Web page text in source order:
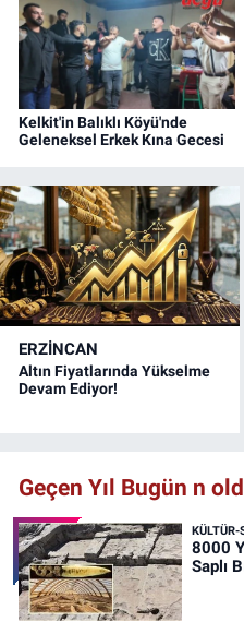
Kelkit'in Balıklı Köyü'nde
Geleneksel Erkek Kına Gecesi
ERZINCAN
Altın Fiyatlarında Yükselme
Devam Ediyor!
Geçen Yıl Bugün n
KÜLTÜR-
8000
Saplı